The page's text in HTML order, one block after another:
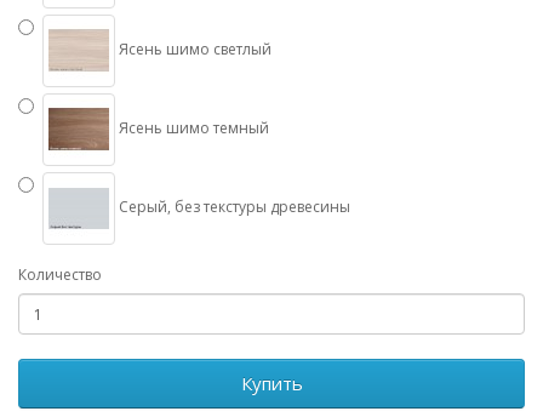
Ясень шимо светлый
Ясень шимо темный
Серый, без текстуры древесины
Количество
Купить